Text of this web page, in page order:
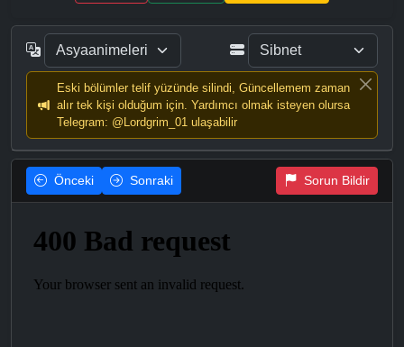
Eski bölümler telif yüzünde silindi, Güncellemem zaman
alır tek kişi olduğum için. Yardımcı olmak isteyen olursa
Telegram: @Lordgrim_01 ulaşabilir
Önceki Sonraki Sorun Bildir